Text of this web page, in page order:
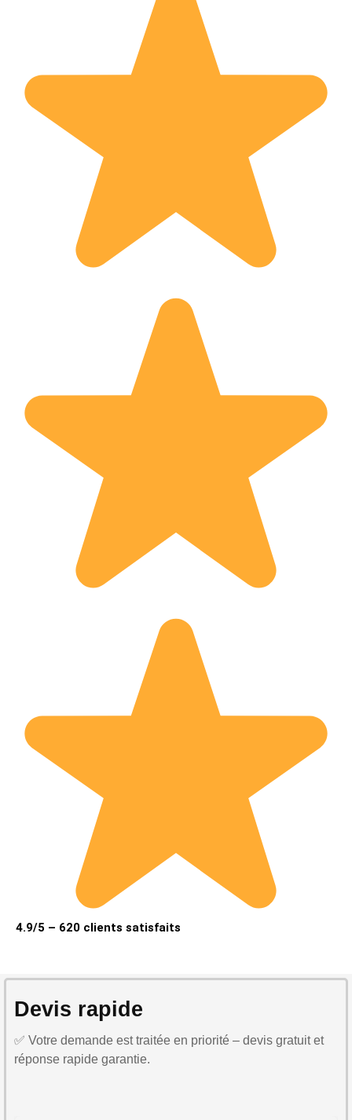
4.9/5 – 620 clients satisfaits
Devis rapide
✅ Votre demande est traitée en priorité – devis gratuit et
réponse rapide garantie.